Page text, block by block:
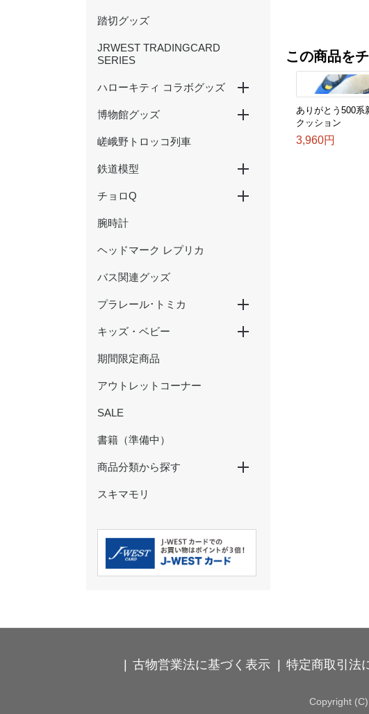
踏切グッズ
JRWEST TRADINGCARD
SERIES
ハローキティ コラボグッズ
ハローキティ新幹線
ハローキティ×大阪環状線
ハローキティ はるか
博物館グッズ
京都鉄道博物館グッズ
ウメテツグッズ
津山まなびの鉄道館グッズ
嵯峨野トロッコ列車
鉄道模型
Nゲージ
HOゲージ
チョロQ
新幹線
在来線・特急
SL・蒸気機関車
腕時計
ヘッドマーク レプリカ
バス関連グッズ
プラレール･トミカ
プラレール
トミカ
キッズ・ベビー
おもちゃ
期間限定商品
アウトレットコーナー
SALE
書籍（準備中）
商品分類から探す
特大パネル
玩具・ぬいぐるみ
ペン・鉛筆
ノート・メモ・ふせん
クリアファイル・下敷き
マスキングテープ
シール・ステッカー
ポストカード・ぽち袋
その他の文具
ストラップ・キーホルダー
カードケース・パスケース
食器・コップ
弁当箱・タンブラー・ボトル
箸・箸置き・コースター
ハンカチ・タオル
Ｔシャツ・靴下
バッグ・巾着・ポーチ
時計･インテリア･クッション
スキマモリ
この商品を
ありがとう500
クッション
3,960円
古物営業法に基づく表示 特定商取引法
Copyright (C)